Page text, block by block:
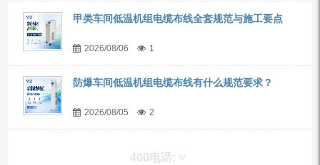
甲类车间低温机组电缆布线全套规范与施工要点
2026/08/06 1
防爆车间低温机组电缆布线有什么规范要求？
2026/08/05 2
400电话: